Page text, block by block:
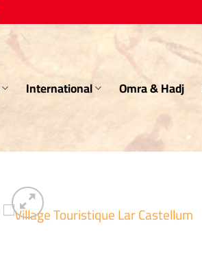
International Omra & Hadj